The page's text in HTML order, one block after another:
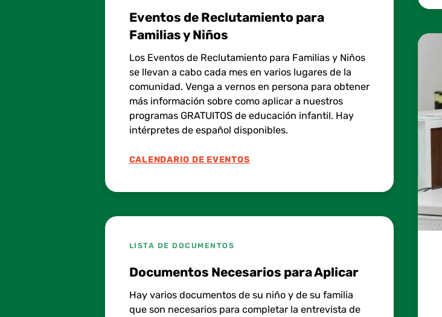
Eventos de Reclutamiento para
Familias y Niños
Los Eventos de Reclutamiento para Familias y Niños
se llevan a cabo cada mes en varios lugares de la
comunidad. Venga a vernos en persona para obtener
más información sobre como aplicar a nuestros
programas GRATUITOS de educación infantil. Hay
intérpretes de español disponibles.
CALENDARIO DE EVENTOS
LISTA DE DOCUMENTOS
Documentos Necesarios para Aplicar
Hay varios documentos de su niño y de su familia
que son necesarios para completar la entrevista de